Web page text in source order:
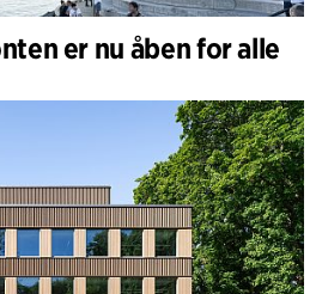
er nu åben for alle